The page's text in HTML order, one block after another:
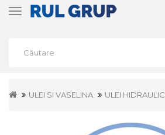
Toggle
ULEI SI VASELINA ULEI HIDRAULIC